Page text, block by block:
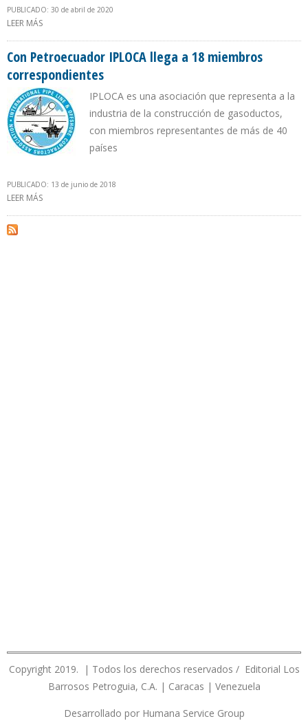
PUBLICADO: 30 de abril de 2020
LEER MÁS
Con Petroecuador IPLOCA llega a 18 miembros
correspondientes
IPLOCA es una asociación que representa a la
industria de la construcción de gasoductos,
con miembros representantes de más de 40
países
PUBLICADO: 13 de junio de 2018
LEER MÁS
Copyright 2019. | Todos los derechos reservados / Editorial Los
Barrosos Petroguia, C.A. | Caracas | Venezuela
Desarrollado por Humana Service Group